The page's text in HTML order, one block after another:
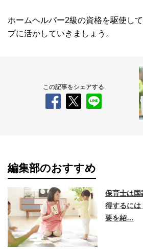
ホームヘルパー2級の資格を駆使し
プに活かしていきましょう。
この記事をシェアする
編集部のおすすめ
保育士は国
得するには
要を紹…